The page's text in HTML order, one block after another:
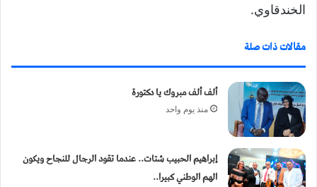
الخندقاوي.
مقالات ذات صلة
ألف ألف مبروك يا دكتورة
منذ يوم واحد
إبراهيم الحبيب شتات.. عندما تقود الرجال للنجاح ويكون
الهم الوطني كبيرا..